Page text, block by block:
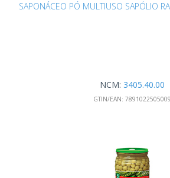
SAPONÁCEO PÓ MULTIUSO SAPÓLIO
NCM: 3405.40.00
GTIN/EAN: 7891022505009